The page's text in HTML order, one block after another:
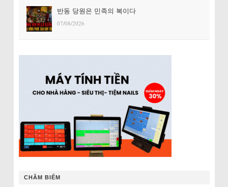
반동 당원은 민족의 복이다
07/08/2026
CHÂM BIẾM